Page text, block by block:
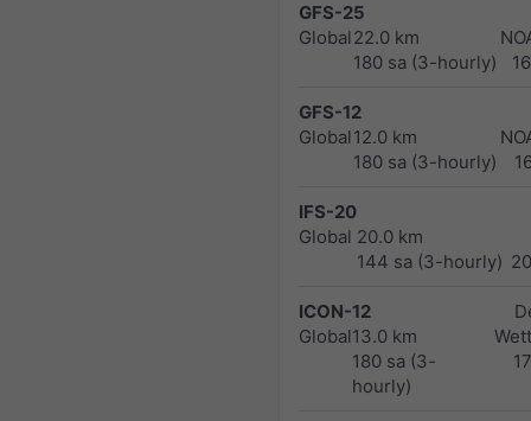
GFS-25
Global22.0 km
180 sa (3-hourly)
GFS-12
Global12.0 km
180 sa (3-hourly)
IFS-20
Global 20.0 km
144 sa (3-hourly)
ICON-12
Global13.0 km
180 sa (3-
hourly)